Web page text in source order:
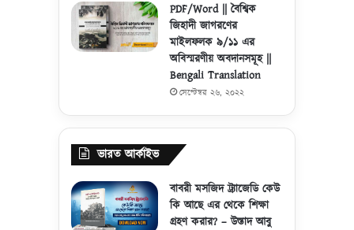
PDF/Word || বৈশ্বিক
জিহাদী জাগরণের
মাইলফলক ৯/১১ এর
অবিস্মরণীয় অবদানসমূহ ||
Bengali Translation
সেপ্টেম্বর ২৬, ২০২২
ভারত আর্কাইভ
বাবরী মসজিদ ট্র্যাজেডি কেউ
কি আছে এর থেকে শিক্ষা
গ্রহণ করার? – উস্তাদ আবু